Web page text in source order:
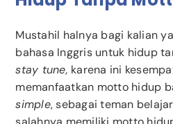
Mustahil halnya bagi kalian
bahasa Inggris untuk hidup
stay tune, karena ini
memanfaatkan motto hidup
simple, sebagai teman